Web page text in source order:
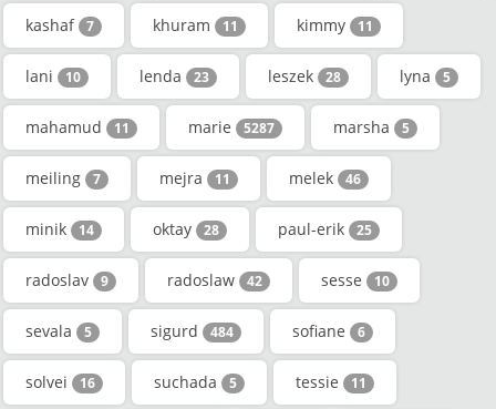
kashaf 7 khuram 11 kimmy 11
lani 10 lenda 23 leszek 28 lyna 5
mahamud 11 marie 5287 marsha 5
meiling 7 mejra 11 melek 46
minik 14 oktay 28 paul-erik 25
radoslav 9 radoslaw 42 sesse 10
sevala 5 sigurd 484 sofiane 6
solvei 16 suchada 5 tessie 11